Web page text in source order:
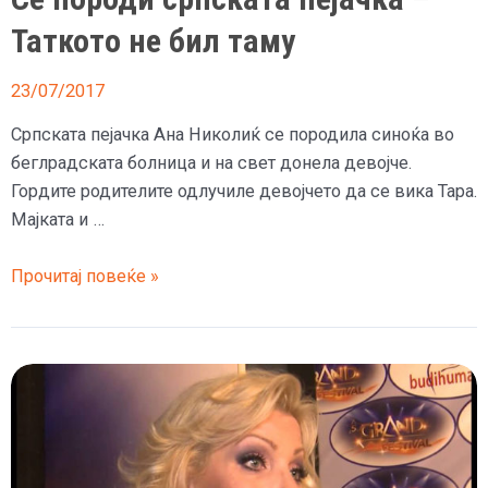
Таткото не бил таму
23/07/2017
Српската пејачка Ана Николиќ се породила синоќа во
беглрадската болница и на свет донела девојче.
Гордите родителите одлучиле девојчето да се вика Тара.
Мајката и …
Се
српската
пејачка
–
Прочитај повеќе »